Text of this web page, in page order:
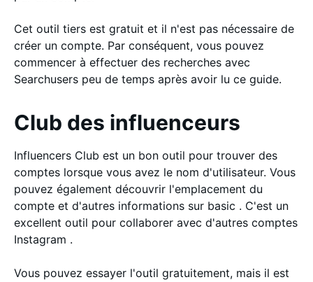
Cet outil tiers est gratuit et il n'est pas nécessaire de
créer un compte. Par conséquent, vous pouvez
commencer à effectuer des recherches avec
Searchusers peu de temps après avoir lu ce guide.
Club des influenceurs
Influencers Club est un bon outil pour trouver des
comptes lorsque vous avez le nom d'utilisateur. Vous
pouvez également découvrir l'emplacement du
compte et d'autres informations sur basic . C'est un
excellent outil pour collaborer avec d'autres comptes
Instagram .
Vous pouvez essayer l'outil gratuitement, mais il est